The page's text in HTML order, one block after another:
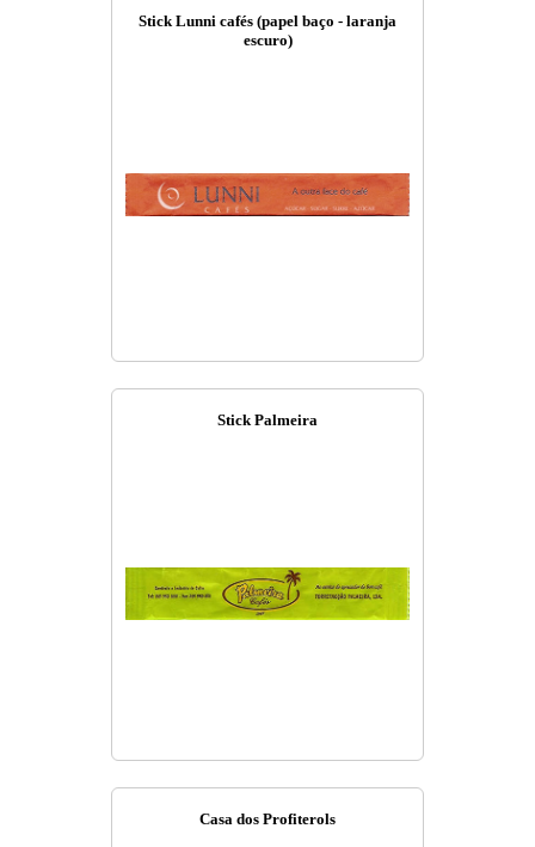
Stick Lunni cafés (papel baço - laranja
escuro)
Stick Palmeira
Casa dos Profiterols